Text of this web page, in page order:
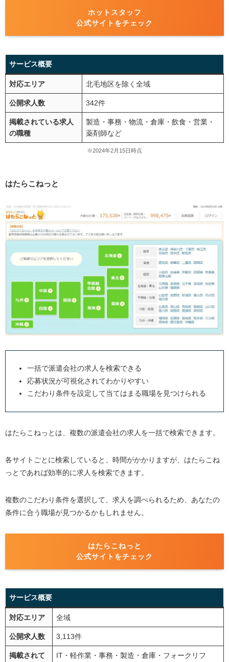
ホットスタッフ
公式サイトをチェック
サービス概要
対応エリア 北毛地区を除く全域
公開求人数 342件
掲載されている求人
の職種
製造・事務・物流・倉庫・飲食・営業・
薬剤師など
※2024年2月15日時点
はたらこねっと
一括で派遣会社の求人を検索できる
応募状況が可視化されてわかりやすい
こだわり条件を設定して当てはまる職場を見つけられる
はたらこねっとは、複数の派遣会社の求人を一括で検索できます。
各サイトごとに検索していると、時間がかかりますが、はたらこね
っとであれば効率的に求人を検索できます。
複数のこだわり条件を選択して、求人を調べられるため、あなたの
条件に合う職場が見つかるかもしれません。
はたらこねっと
公式サイトをチェック
サービス概要
対応エリア 全域
公開求人数 3,113件
掲載されて IT・軽作業・事務・製造・倉庫・フォークリフ